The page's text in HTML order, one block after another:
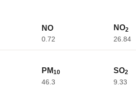
NO
0.72
NO2
26.84
PM10
46.3
SO2
9.33